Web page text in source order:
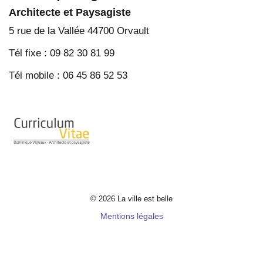
Architecte et Paysagiste
5 rue de la Vallée 44700 Orvault
Tél fixe : 09 82 30 81 99
Tél mobile : 06 45 86 52 53
© 2026 La ville est belle
Mentions légales